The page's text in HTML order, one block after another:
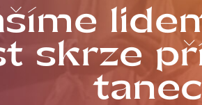
skrze